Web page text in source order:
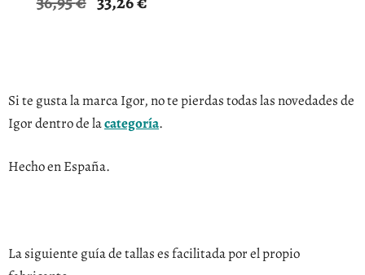
precio
Si te gusta la marca Igor, no te pierdas todas las novedades de
Igor dentro de lacategoría.
Hecho en España.
La siguiente guía de tallas es facilitada por el propio